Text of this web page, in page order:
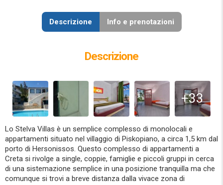
Descrizione Info e prenotazioni
Descrizione
+33
Lo Stelva Villas è un semplice complesso di monolocali e
appartamenti situato nel villaggio di Piskopiano, a circa 1,5 km dal
porto di Hersonissos. Questo complesso di appartamenti a
Creta si rivolge a single, coppie, famiglie e piccoli gruppi in cerca
di una sistemazione semplice in una posizione tranquilla ma che
comunque si trovi a breve distanza dalla vivace zona di